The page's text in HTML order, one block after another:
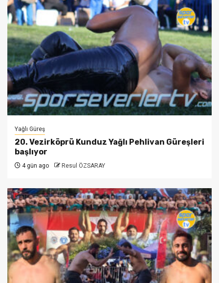
Yağlı Güreş
20. Vezirköprü Kunduz Yağlı Pehlivan Güreşleri
başlıyor
4 gün ago Resul ÖZSARAY